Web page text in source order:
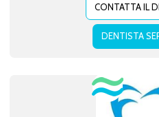
CONTATTA IL
DENTISTA